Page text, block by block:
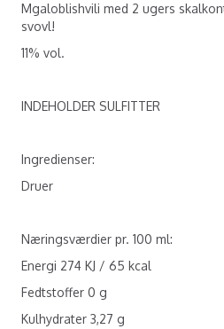
Mgaloblishvili med 2 ugers
svovl!
11% vol.
INDEHOLDER SULFITTER
Ingredienser:
Druer
Næringsværdier pr. 100 ml:
Energi 274 KJ / 65 kcal
Fedtstoffer 0 g
Kulhydrater 3,27 g